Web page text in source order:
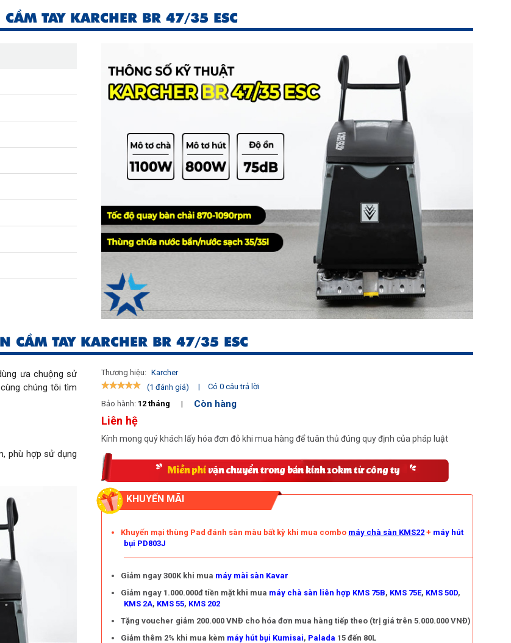
TAY KARCHER BR 47/35 ESC
CẦM TAY KARCHER BR 47/35 ESC
ưa chuộng sử
chúng tôi tìm
phù hợp sử dụng
Thương hiệu: Karcher
(1 đánh giá)
|
Có 0 câu trả lời
Bảo hành: 12 tháng | Còn hàng
Liên hệ
Kính mong quý khách lấy hóa đơn đỏ khi mua hàng để tuân thủ đúng quy định của pháp luật
KHUYẾN MÃI
Khuyến mại thùng Pad đánh sàn màu bất kỳ khi mua combo máy chà sàn KMS22 + máy hút
bụi PD803J
Giảm ngay 300K khi mua máy mài sàn Kavar
Giảm ngay 1.000.000đ tiền mặt khi mua máy chà sàn liên hợp KMS 75B, KMS 75E, KMS 50D,
KMS 2A, KMS 55, KMS 202
Tặng voucher giảm 200.000 VNĐ cho hóa đơn mua hàng tiếp theo (trị giá trên 5.000.000 VNĐ)
Giảm thêm 2% khi mua kèm máy hút bụi Kumisai, Palada 15 đến 80L